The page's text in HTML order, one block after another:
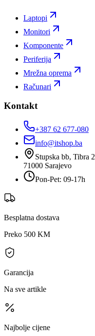
Laptopi
Monitori
Komponente
Periferija
Mrežna oprema
Računari
Kontakt
+387 62 677-080
info@itshop.ba
Stupska bb, Tibra 2
71000 Sarajevo
Pon-Pet: 09-17h
Besplatna dostava
Preko 500 KM
Garancija
Na sve artikle
Najbolje cijene